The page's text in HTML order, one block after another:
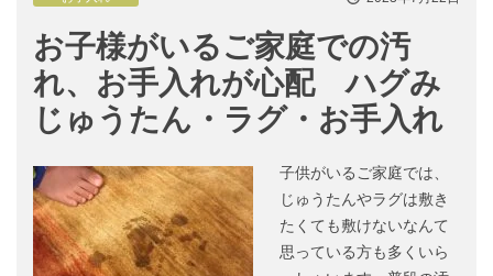
お子様がいるご家庭での汚
れ、お手入れが心配 ハグみ
じゅうたん・ラグ・お手入れ
子供がいるご家庭では、
じゅうたんやラグは敷き
たくても敷けないなんて
思っている方も多くいら